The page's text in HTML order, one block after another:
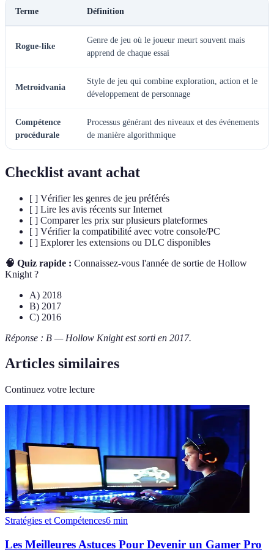
Terme Définition
Rogue-like
Genre de jeu où le joueur meurt souvent mais
apprend de chaque essai
Metroidvania
Style de jeu qui combine exploration, action et le
développement de personnage
Compétence
procédurale
Processus générant des niveaux et des événements
de manière algorithmique
Checklist avant achat
[ ] Vérifier les genres de jeu préférés
[ ] Lire les avis récents sur Internet
[ ] Comparer les prix sur plusieurs plateformes
[ ] Vérifier la compatibilité avec votre console/PC
[ ] Explorer les extensions ou DLC disponibles
🧠 Quiz rapide : Connaissez-vous l'année de sortie de Hollow
Knight ?
A) 2018
B) 2017
C) 2016
Réponse : B — Hollow Knight est sorti en 2017.
Articles similaires
Continuez votre lecture
Stratégies et Compétences6 min
Les Meilleures Astuces Pour Devenir un Gamer Pro